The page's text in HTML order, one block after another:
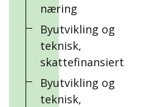
næring
Byutvikling og
teknisk,
skattefinansiert
Byutvikling og
teknisk,